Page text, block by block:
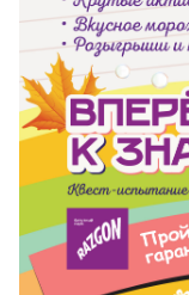
Реклама
Аренда